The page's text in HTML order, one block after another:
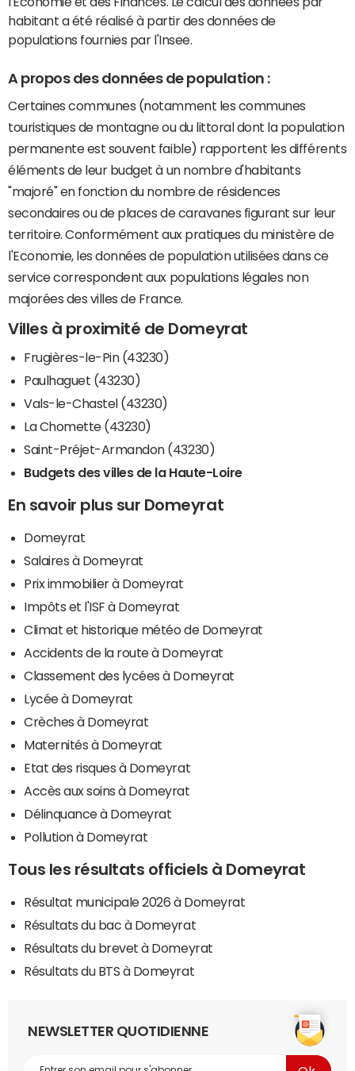
habitant a été réalisé à partir des données de
populations fournies par l'Insee.
A propos des données de population :
Certaines communes (notamment les communes
touristiques de montagne ou du littoral dont la population
permanente est souvent faible) rapportent les différents
éléments de leur budget à un nombre d'habitants
"majoré" en fonction du nombre de résidences
secondaires ou de places de caravanes figurant sur leur
territoire. Conformément aux pratiques du ministère de
l'Economie, les données de population utilisées dans ce
service correspondent aux populations légales non
majorées des villes de France.
Villes à proximité de Domeyrat
Frugières-le-Pin (43230)
Paulhaguet (43230)
Vals-le-Chastel (43230)
La Chomette (43230)
Saint-Préjet-Armandon (43230)
Budgets des villes de la Haute-Loire
En savoir plus sur Domeyrat
Domeyrat
Salaires à Domeyrat
Prix immobilier à Domeyrat
Impôts et l'ISF à Domeyrat
Climat et historique météo de Domeyrat
Accidents de la route à Domeyrat
Classement des lycées à Domeyrat
Lycée à Domeyrat
Crèches à Domeyrat
Maternités à Domeyrat
Etat des risques à Domeyrat
Accès aux soins à Domeyrat
Délinquance à Domeyrat
Pollution à Domeyrat
Tous les résultats officiels à Domeyrat
Résultat municipale 2026 à Domeyrat
Résultats du bac à Domeyrat
Résultats du brevet à Domeyrat
Résultats du BTS à Domeyrat
NEWSLETTER QUOTIDIENNE